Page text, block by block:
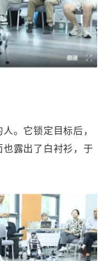
。它锁定目标后，
露出了白衬衫，于